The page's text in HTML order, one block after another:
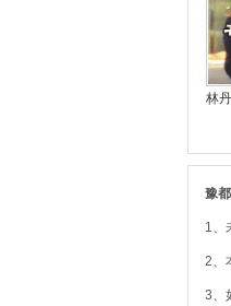
林
豫
1、
2、
3、